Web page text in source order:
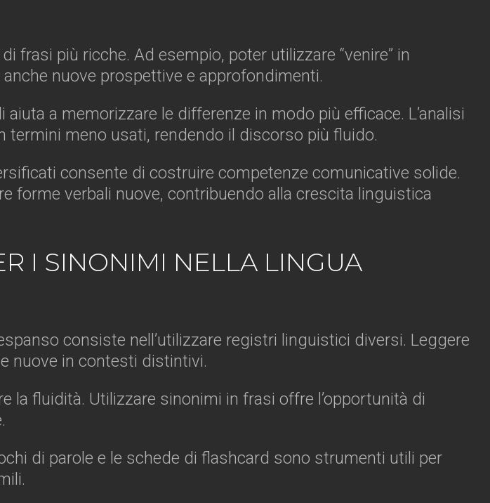
più ricche. Ad esempio, poter utilizzare “venire” in
nuove prospettive e approfondimenti.
a memorizzare le differenze in modo più efficace. L’analisi
meno usati, rendendo il discorso più fluido.
consente di costruire competenze comunicative solide.
forme verbali nuove, contribuendo alla crescita linguistica
I SINONIMI NELLA LINGUA
consiste nell’utilizzare registri linguistici diversi. Leggere
nuove in contesti distintivi.
la fluidità. Utilizzare sinonimi in frasi offre l’opportunità di
di parole e le schede di flashcard sono strumenti utili per